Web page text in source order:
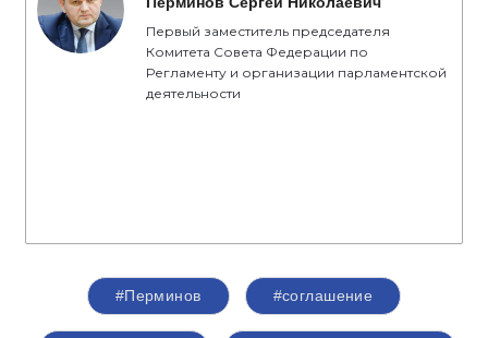
Первый заместитель председателя
Комитета Совета Федерации по
Регламенту и организации парламентской
деятельности
#Перминов #соглашение